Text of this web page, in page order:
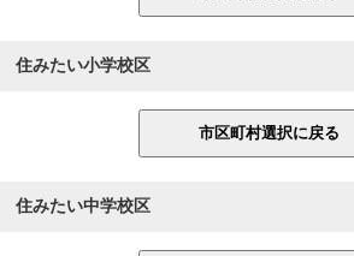
住みたい小学校区
住みたい中学校区